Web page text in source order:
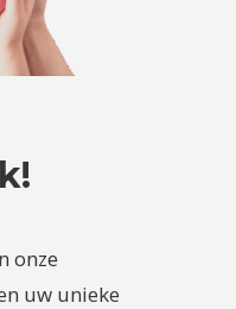
onze
uw unieke